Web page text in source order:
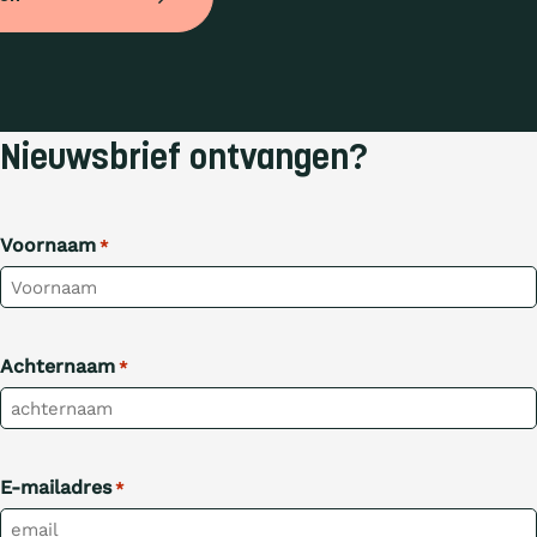
Nieuwsbrief ontvangen?
Voornaam *
Achternaam *
E-mailadres *